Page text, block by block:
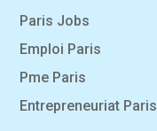
Paris Jobs
Emploi Paris
Pme Paris
Entrepreneuriat Paris